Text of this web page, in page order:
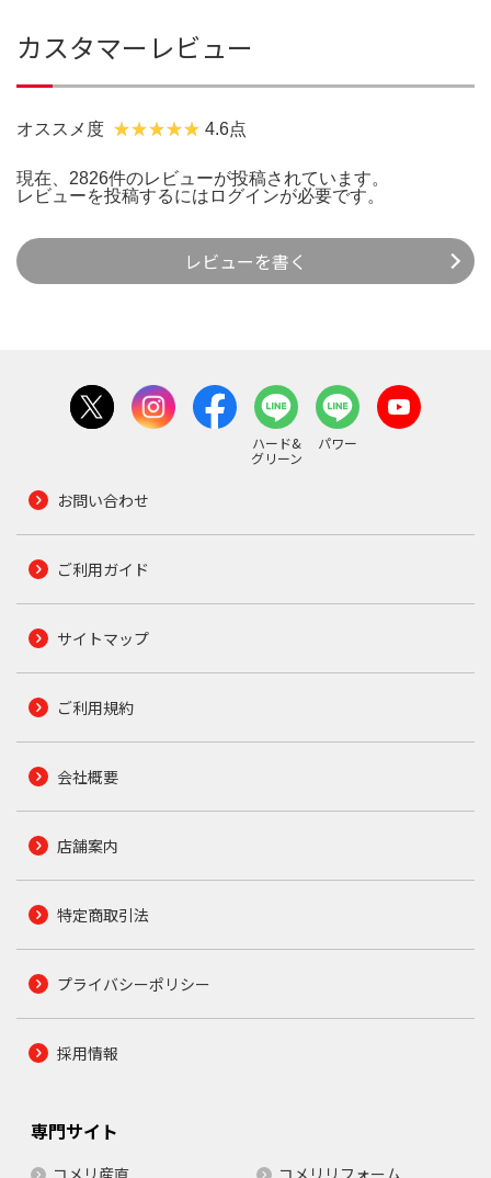
カスタマーレビュー
オススメ度 4.6点
現在、2826件のレビューが投稿されています。
レビューを投稿するには ログインが必要です。
レビューを書く
ハード&
グリーン
パワー
お問い合わせ
ご利用ガイド
サイトマップ
ご利用規約
会社概要
店舗案内
特定商取引法
プライバシーポリシー
採用情報
専門サイト
コメリ産直 コメリリフォーム